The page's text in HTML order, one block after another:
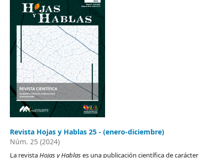
Revista Hojas y Hablas 25 - (enero-diciembre)
Núm. 25 (2024)
La revistaHojas y Hablases una publicación científica de carácter